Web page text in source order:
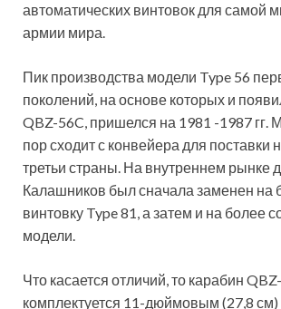
автоматических винтовок для самой
армии мира.
Пик производства модели Type 56
поколений, на основе которых и
QBZ-56C, пришелся на 1981 -1987 гг.
пор сходит с конвейера для поставки
третьи страны. На внутреннем рынке
Калашников был сначала заменен на
винтовку Type 81, а затем и на более
модели.
Что касается отличий, то карабин
комплектуется 11-дюймовым (27,8 см)